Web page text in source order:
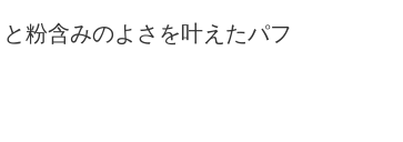
お悩みから探す
粉含みのよさを叶えたパフ